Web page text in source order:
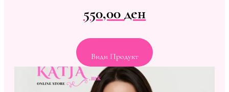
550,00ден
Види Продукт